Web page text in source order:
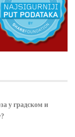
у градском и